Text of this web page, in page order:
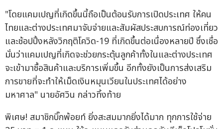
"โดยแคมเปญที่เกิดขึ้นนี้ถือเป็นต้อนรับการเปิดประเทศ ให้คน
ไทยและต่างประเทศมาจับจ่ายและสัมผัสประสบการณ์ท่องเที่ยว
และช้อปปิ้งหลังวิกฤติโควิด-19 ที่เกิดขึ้นต่อเนื่องหลายปี ซึ่งเชื่อ
มั่นว่าแคมเปญที่เกิดจะช่วยกระตุ้นลูกค้าทั้งในและต่างประเทศ
จะเข้ามาซื้อสินค้าและบริการเพิ่มขึ้น อีกทั้งยังเป็นการส่งเสริม
การขายที่จะทำให้เม็ดเงินหมุนเวียนในประเทศได้อย่าง
มหาศาล" นายอัศวิน กล่าวทิ้งท้าย
พิเศษ! สมาชิกบิ๊กพ้อยท์ ยิ่งสะสมมากยิ่งได้มาก ทุกการใช้จ่าย